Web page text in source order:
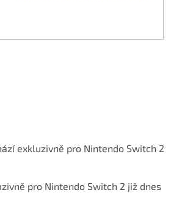
exkluzivně pro Nintendo Switch 2
pro Nintendo Switch 2 již dnes